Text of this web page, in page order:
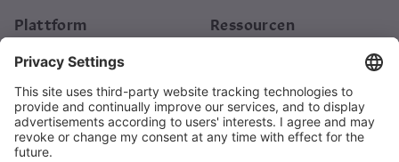
Plattform
Angebot
Bio-Link-Seite
FAQ
Ressourcen
Release Plan